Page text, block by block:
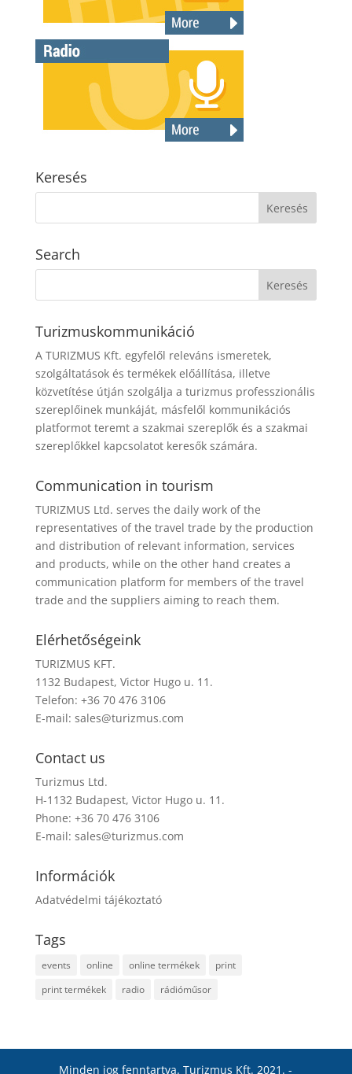
Keresés
Search
Turizmuskommunikáció
A TURIZMUS Kft. egyfelől releváns ismeretek,
szolgáltatások és termékek előállítása, illetve
közvetítése útján szolgálja a turizmus professzionális
szereplőinek munkáját, másfelől kommunikációs
platformot teremt a szakmai szereplők és a szakmai
szereplőkkel kapcsolatot keresők számára.
Communication in tourism
TURIZMUS Ltd. serves the daily work of the
representatives of the travel trade by the production
and distribution of relevant information, services
and products, while on the other hand creates a
communication platform for members of the travel
trade and the suppliers aiming to reach them.
Elérhetőségeink
TURIZMUS KFT.
1132 Budapest, Victor Hugo u. 11.
Telefon: +36 70 476 3106
E-mail: sales@turizmus.com
Contact us
Turizmus Ltd.
H-1132 Budapest, Victor Hugo u. 11.
Phone: +36 70 476 3106
E-mail: sales@turizmus.com
Információk
Adatvédelmi tájékoztató
Tags
events online online termékek
print
print termékek
radio rádióműsor
Minden jog fenntartva. Turizmus Kft. 2021. -